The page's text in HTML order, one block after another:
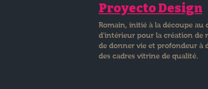
Proyecto Design
Romain, initié à la découpe
d'intérieur pour la création de
de donner vie et profondeur à
des cadres vitrine de qualité.